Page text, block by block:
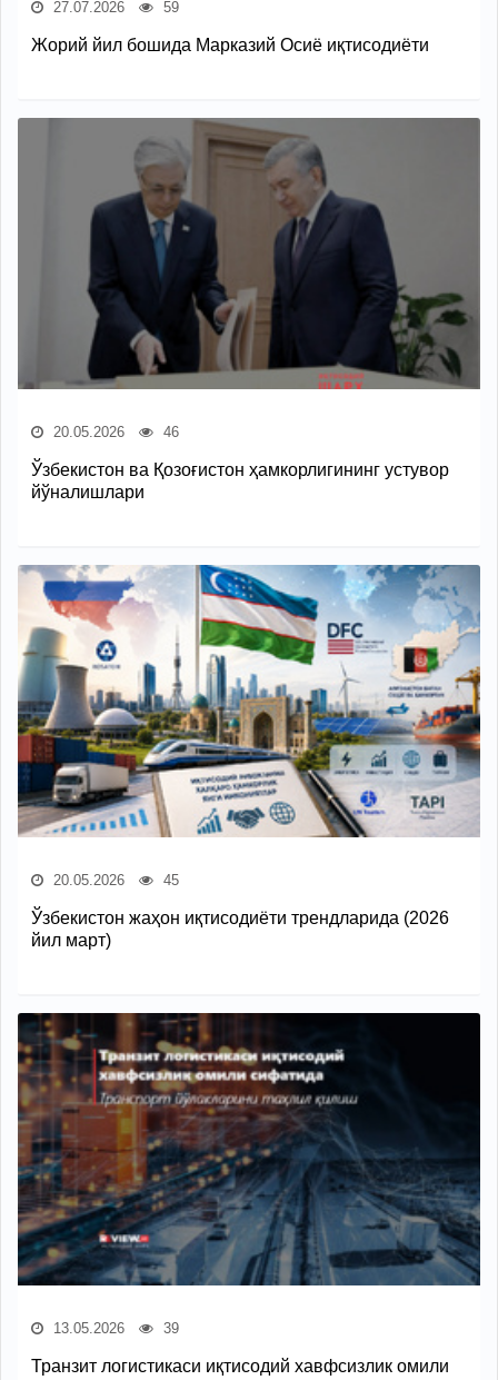
27.07.2026 59
Жорий йил бошида Марказий Осиё иқтисодиёти
20.05.2026 46
Ўзбекистон ва Қозоғистон ҳамкорлигининг устувор
йўналишлари
20.05.2026 45
Ўзбекистон жаҳон иқтисодиёти трендларида (2026
йил март)
13.05.2026 39
Транзит логистикаси иқтисодий хавфсизлик омили